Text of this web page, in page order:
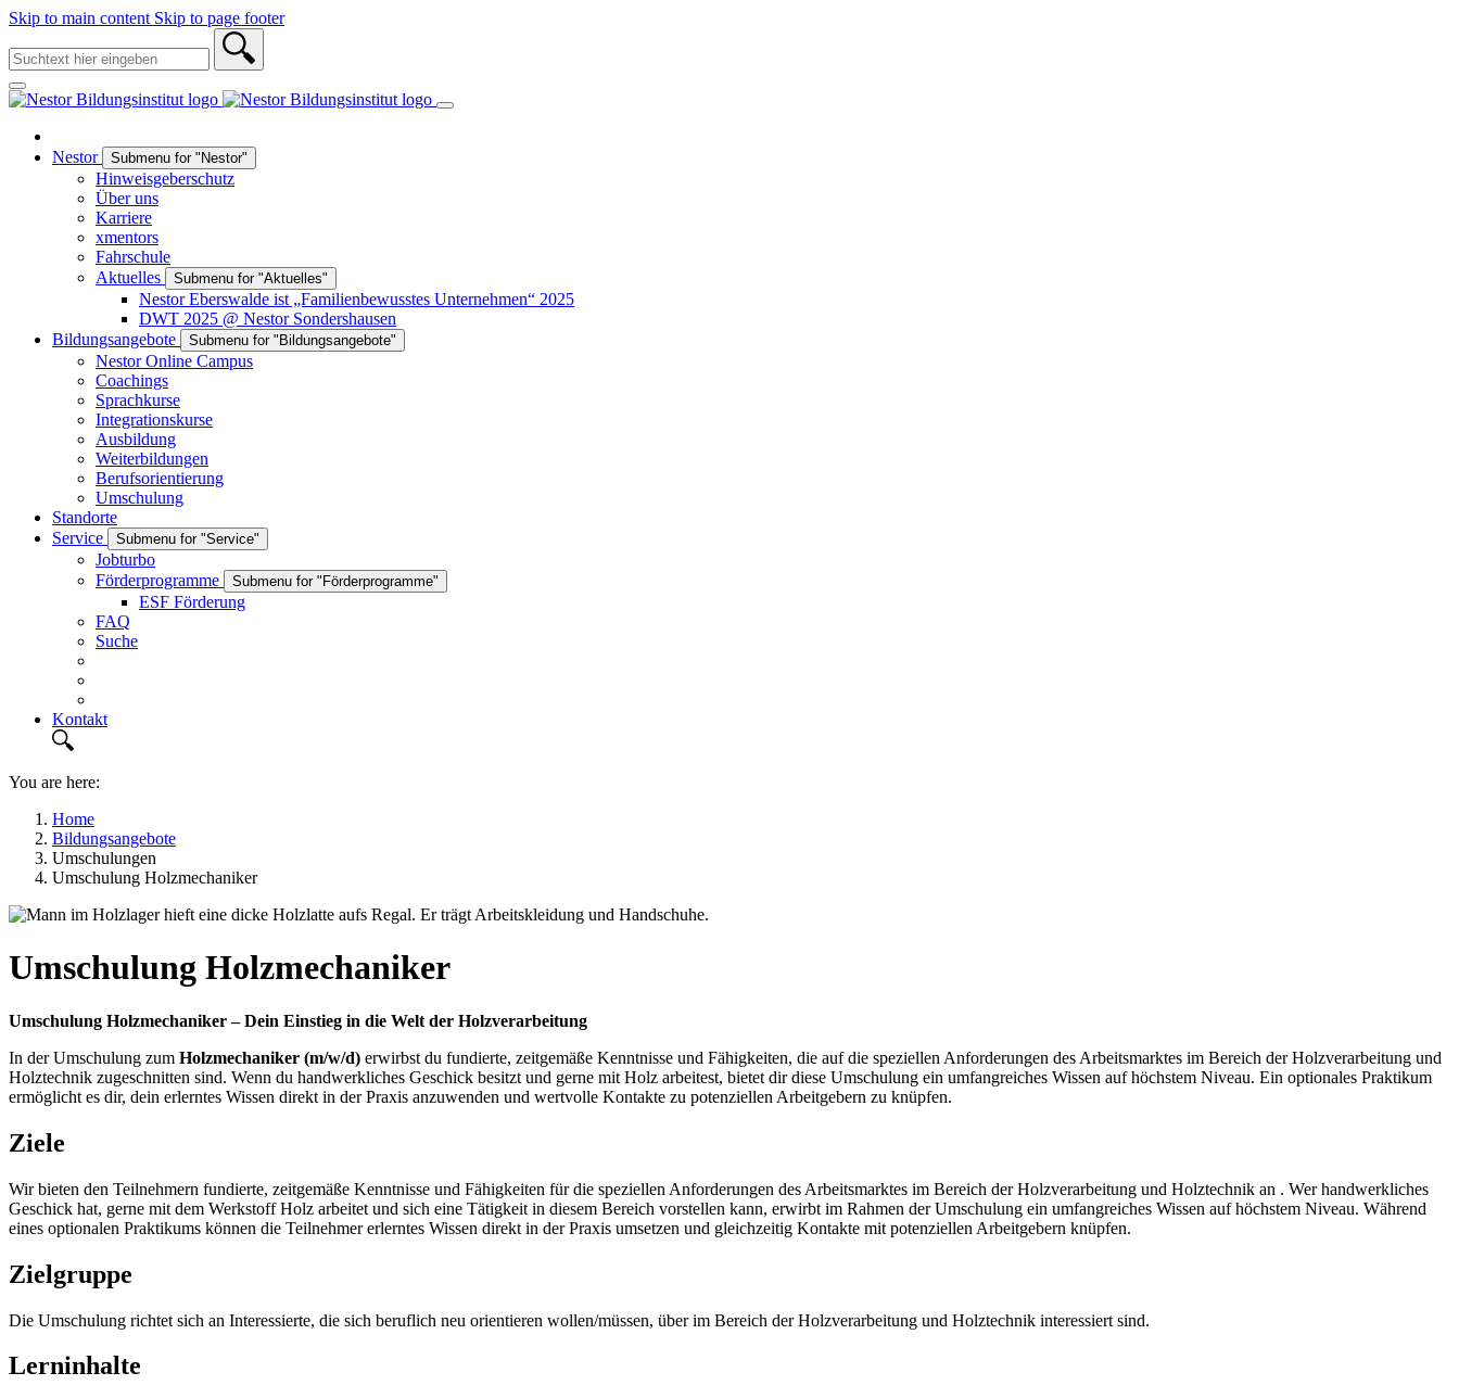
Skip to main content Skip to page footer
Nestor Submenu for "Nestor"
Hinweisgeberschutz
Über uns
Karriere
xmentors
Fahrschule
Aktuelles
Submenu for "Aktuelles"
Nestor Eberswalde ist „Familienbewusstes Unternehmen“ 2025
DWT 2025 @ Nestor Sondershausen
Bildungsangebote
Submenu for "Bildungsangebote"
Nestor Online Campus
Coachings
Sprachkurse
Integrationskurse
Ausbildung
Weiterbildungen
Berufsorientierung
Umschulung
Standorte
Service
Submenu for "Service"
Jobturbo
Förderprogramme
Submenu for "Förderprogramme"
ESF Förderung
FAQ
Suche
Kontakt
You are here:
Home
Bildungsangebote
Umschulungen
Umschulung Holzmechaniker
Umschulung Holzmechaniker
Umschulung Holzmechaniker – Dein Einstieg in die Welt der Holzverarbeitung
In der Umschulung zum Holzmechaniker (m/w/d) erwirbst du fundierte, zeitgemäße Kenntnisse und Fähigkeiten, die auf die speziellen Anforderungen des Arbeitsmarktes im Bereich der Holzverarbeitung und
Holztechnik zugeschnitten sind. Wenn du handwerkliches Geschick besitzt und gerne mit Holz arbeitest, bietet dir diese Umschulung ein umfangreiches Wissen auf höchstem Niveau. Ein optionales Praktikum
ermöglicht es dir, dein erlerntes Wissen direkt in der Praxis anzuwenden und wertvolle Kontakte zu potenziellen Arbeitgebern zu knüpfen.
Ziele
Wir bieten den Teilnehmern fundierte, zeitgemäße Kenntnisse und Fähigkeiten für die speziellen Anforderungen des Arbeitsmarktes im Bereich der Holzverarbeitung und Holztechnik an . Wer handwerkliches
Geschick hat, gerne mit dem Werkstoff Holz arbeitet und sich eine Tätigkeit in diesem Bereich vorstellen kann, erwirbt im Rahmen der Umschulung ein umfangreiches Wissen auf höchstem Niveau. Während
eines optionalen Praktikums können die Teilnehmer erlerntes Wissen direkt in der Praxis umsetzen und gleichzeitig Kontakte mit potenziellen Arbeitgebern knüpfen.
Zielgruppe
Die Umschulung richtet sich an Interessierte, die sich beruflich neu orientieren wollen/müssen, über im Bereich der Holzverarbeitung und Holztechnik interessiert sind.
Lerninhalte